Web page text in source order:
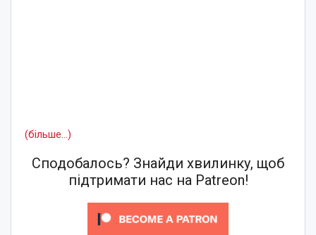
(більше…)
Сподобалось? Знайди хвилинку, щоб
підтримати нас на Patreon!